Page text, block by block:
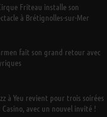
Friteau installe son
à Brétignolles-sur-Mer
fait son grand retour avec
à Yeu revient pour trois soirées
Casino, avec un nouvel invité !